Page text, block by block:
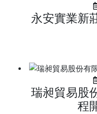
永安實業新
瑞昶貿易股
程